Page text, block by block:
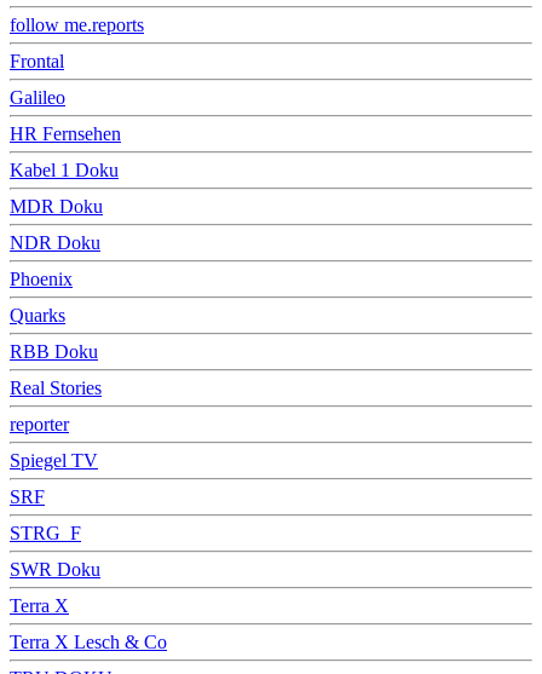
follow me.reports
Frontal
Galileo
HR Fernsehen
Kabel 1 Doku
MDR Doku
NDR Doku
Phoenix
Quarks
RBB Doku
Real Stories
reporter
Spiegel TV
SRF
STRG_F
SWR Doku
Terra X
Terra X Lesch & Co